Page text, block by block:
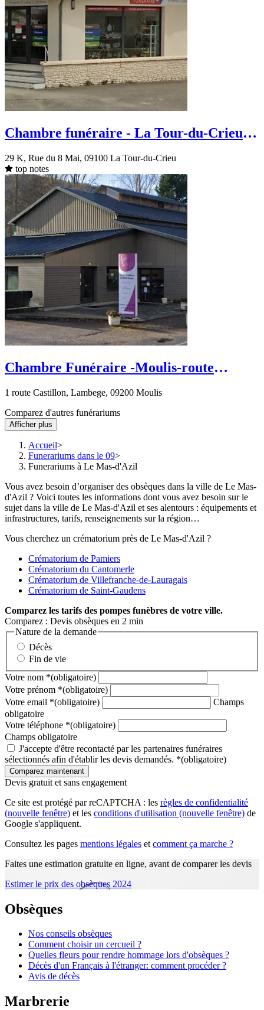
Chambre funéraire - La Tour-du-Crieu -
29 K, Rue du 8 Mai, 09100 La Tour-du-Crieu
top notes
Chambre Funéraire -Moulis-route
1 route Castillon, Lambege, 09200 Moulis
Comparez d'autres funérariums
Afficher plus
Accueil
Funerariums dans le 09
Funerariums à Le Mas-d'Azil
Vous avez besoin d’organiser des obsèques dans la ville de Le Mas-
d'Azil ? Voici toutes les informations dont vous avez besoin sur le
sujet dans la ville de Le Mas-d'Azil et ses alentours : équipements et
infrastructures, tarifs, renseignements sur la région…
Vous cherchez un crématorium près de Le Mas-d'Azil ?
Crématorium de Pamiers
Crématorium du Cantomerle
Crématorium de Villefranche-de-Lauragais
Crématorium de Saint-Gaudens
Comparez les tarifs des pompes funèbres de votre ville.
Comparez : Devis obsèques en 2 min
Nature de la demande
Décès
Fin de vie
Votre nom *(obligatoire)
Votre prénom *(obligatoire)
Votre email *(obligatoire)
Champs
obligatoire
Votre téléphone *(obligatoire)
Champs obligatoire
J'accepte d'être recontacté par les partenaires funéraires
sélectionnés afin d'établir les devis demandés. *(obligatoire)
Devis gratuit et sans engagement
Ce site est protégé par reCAPTCHA : les règles de confidentialité
(nouvelle fenêtre) et les conditions d'utilisation (nouvelle fenêtre) de
Google s'appliquent.
Consultez les pages mentions légales et comment ça marche ?
Faites une estimation gratuite en ligne, avant de comparer les devis
Estimer le prix des obsèques 2024
Obsèques
Nos conseils obsèques
Comment choisir un cercueil ?
Quelles fleurs pour rendre hommage lors d'obsèques ?
Décès d'un Français à l'étranger: comment procéder ?
Avis de décès
Marbrerie